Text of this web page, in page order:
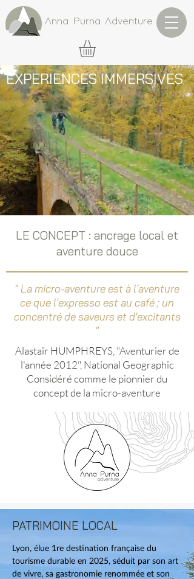
Anna Purna Adventure
EXPERIENCES IMMERSIVES
LE CONCEPT : ancrage local et
aventure douce
" La micro-aventure est à l'aventure
ce que l'expresso est au café ; un
concentré de saveurs et d'excitants
"
Alastair HUMPHREYS, "Aventurier de
l'année 2012", National Geographic
Considéré comme le pionnier du
concept de la micro-aventure
PATRIMOINE LOCAL
Lyon, élue 1re destination française du
tourisme durable en 2025, séduit par son art
de vivre, sa gastronomie renommée et son